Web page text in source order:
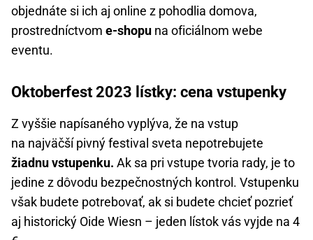
objednáte si ich aj online z pohodlia domova,
prostredníctvom e-shopu na oficiálnom webe
eventu.
Oktoberfest 2023 lístky: cena vstupenky
Z vyššie napísaného vyplýva, že na vstup
na najväčší pivný festival sveta nepotrebujete
žiadnu vstupenku. Ak sa pri vstupe tvoria rady, je to
jedine z dôvodu bezpečnostných kontrol. Vstupenku
však budete potrebovať, ak si budete chcieť pozrieť
aj historický Oide Wiesn – jeden lístok vás vyjde na 4